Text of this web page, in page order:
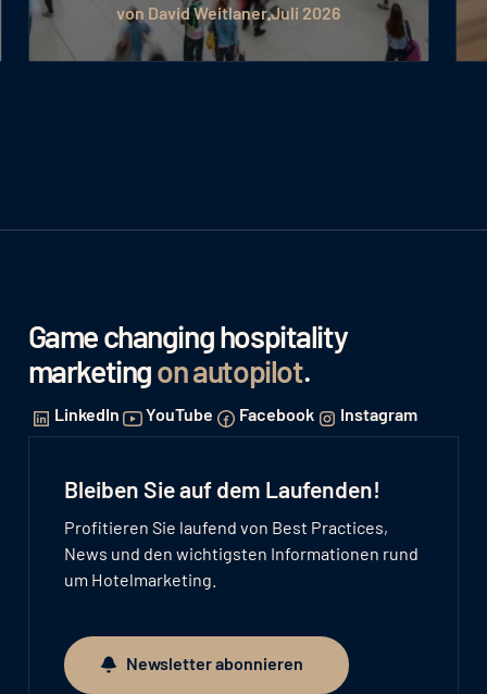
von David WeitlanerJuli 2026
Game changing hospitality
marketingon autopilot.
LinkedIn YouTube Facebook Instagram
Bleiben Sie auf dem Laufenden!
Profitieren Sie laufend von Best Practices,
News und den wichtigsten Informationen rund
um Hotelmarketing.
Newsletter abonnieren
Newsletter abonnieren